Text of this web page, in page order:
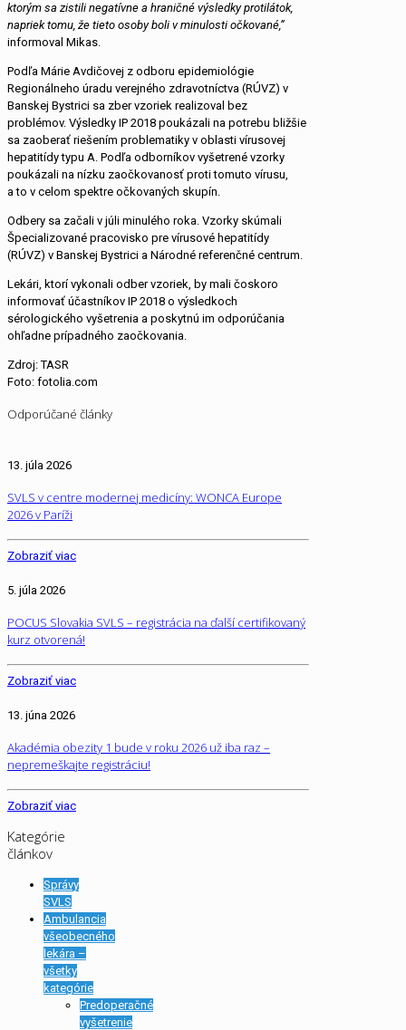
ktorým sa zistili negatívne a hraničné výsledky protilátok,
napriek tomu, že tieto osoby boli v minulosti očkované,”
informoval Mikas.
Podľa Márie Avdičovej z odboru epidemiológie
Regionálneho úradu verejného zdravotníctva (RÚVZ) v
Banskej Bystrici sa zber vzoriek realizoval bez
problémov. Výsledky IP 2018 poukázali na potrebu bližšie
sa zaoberať riešením problematiky v oblasti vírusovej
hepatitídy typu A. Podľa odborníkov vyšetrené vzorky
poukázali na nízku zaočkovanosť proti tomuto vírusu,
a to v celom spektre očkovaných skupín.
Odbery sa začali v júli minulého roka. Vzorky skúmali
Špecializované pracovisko pre vírusové hepatitídy
(RÚVZ) v Banskej Bystrici a Národné referenčné centrum.
Lekári, ktorí vykonali odber vzoriek, by mali čoskoro
informovať účastníkov IP 2018 o výsledkoch
sérologického vyšetrenia a poskytnú im odporúčania
ohľadne prípadného zaočkovania.
Zdroj: TASR
Foto: fotolia.com
Odporúčané články
13. júla 2026
SVLS v centre modernej medicíny: WONCA Europe
2026 v Paríži
Zobraziť viac
5. júla 2026
POCUS Slovakia SVLS – registrácia na ďalší certifikovaný
kurz otvorená!
Zobraziť viac
13. júna 2026
Akadémia obezity 1 bude v roku 2026 už iba raz –
nepremeškajte registráciu!
Zobraziť viac
Kategórie
článkov
Správy
SVLS
Ambulancia
všeobecného
lekára –
všetky
kategórie
Predoperačné
vyšetrenie